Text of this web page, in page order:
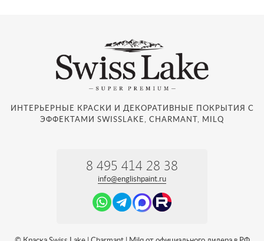
ИНТЕРЬЕРНЫЕ КРАСКИ И ДЕКОРАТИВНЫЕ ПОКРЫТИЯ С
ЭФФЕКТАМИ SWISSLAKE, CHARMANT, MILQ
8 495 414 28 38
info@englishpaint.ru